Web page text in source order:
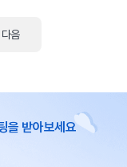
다음
을 받아보세요